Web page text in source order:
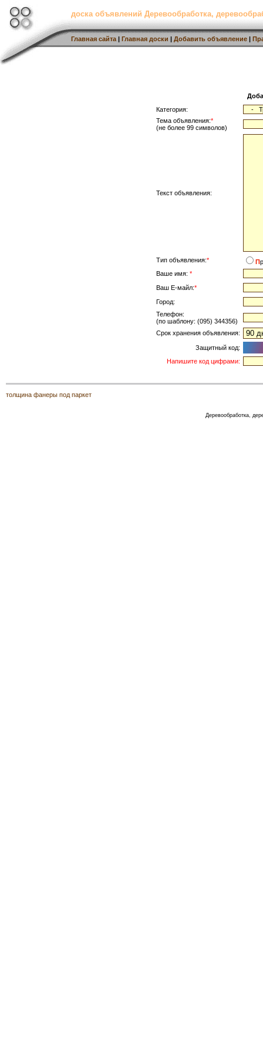
доска объявлений Деревообработка,
Главная сайта | Главная доски | Добавить объявление |
Категория:
Тема объявления:*
(не более 99 символов)
Текст объявления:
Тип объявления:* П
Ваше имя: *
Ваш Е-майл:*
Город:
Телефон:
(по шаблону: (095) 344356)
Срок хранения объявления:
Защитный код:
Напишите код цифрами:
толщина фанеры под паркет
Деревообработка,